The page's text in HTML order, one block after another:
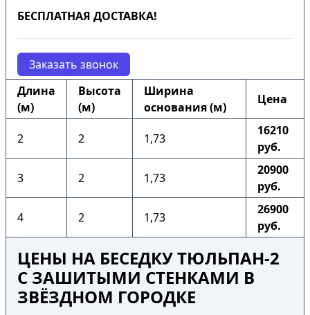
БЕСПЛАТНАЯ ДОСТАВКА!
Заказать звонок
Длина
(м)
Высота
(м)
Ширина
основания (м)
Цена
2 2 1,73
16210
руб.
3 2 1,73
20900
руб.
4 2 1,73
26900
руб.
ЦЕНЫ НА БЕСЕДКУ ТЮЛЬПАН-2
С ЗАШИТЫМИ СТЕНКАМИ В
ЗВЁЗДНОМ ГОРОДКЕ